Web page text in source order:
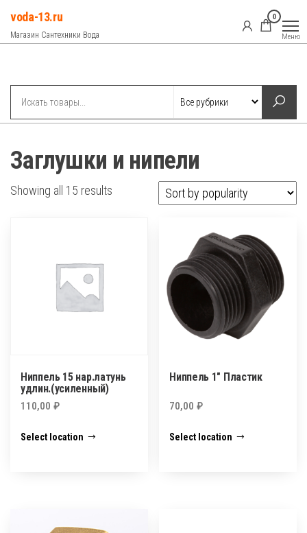
Перейти
содержимому
voda-13.ru
Магазин Сантехники Вода
0
Меню
Заглушки и нипели
Showing all 15 results
Ниппель 15 нар.латунь
удлин.(усиленный)
110,00 ₽
Select location
Ниппель 1″ Пластик
70,00₽
Select location